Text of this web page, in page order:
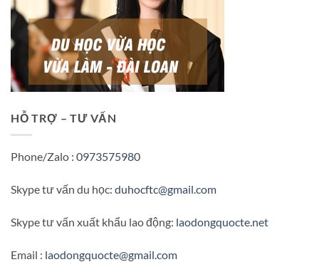
HỖ TRỢ – TƯ VẤN
Phone/Zalo : 0973575980
Skype tư vấn du học: duhocftc@gmail.com
Skype tư vấn xuất khẩu lao động: laodongquocte.net
Email : laodongquocte@gmail.com